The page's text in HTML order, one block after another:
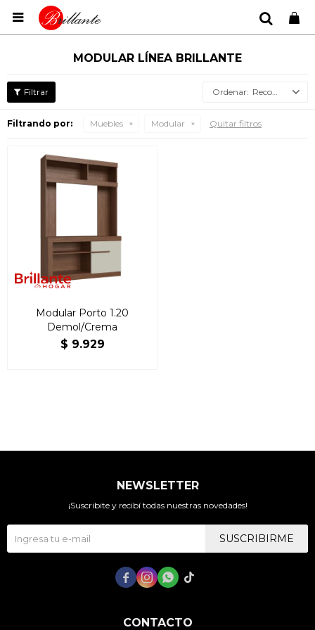

MODULAR LÍNEA BRILLANTE
Recomendados
Filtrando por: Muebles Modular Quitar filtros
Modular Porto 1.20
Demol/Crema
$ 9.929
CONTACTO
NEWSLETTER
¡Suscribite y recibí todas nuestras novedades!
SUSCRIBIRME
   